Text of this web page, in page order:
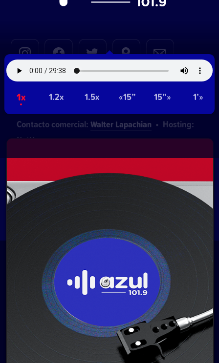
1x 1.2x 1.5x «15” 15”» 1’»
© 2020—2026 |
Pablo de María 1015- Montevideo, Uruguay.
Contacto comercial: Walter Lapachian • Hosting:
NetUy
Privacidad~Términos y condiciones
Logo, diseños, desarrollo del sitio, gestión de
contenidos y redes:
Equipo Digital de Magnolio
Media Group